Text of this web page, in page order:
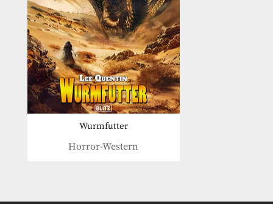
Wurmfutter
Horror-Western